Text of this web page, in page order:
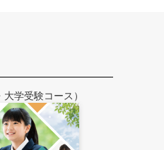
学受験コース）